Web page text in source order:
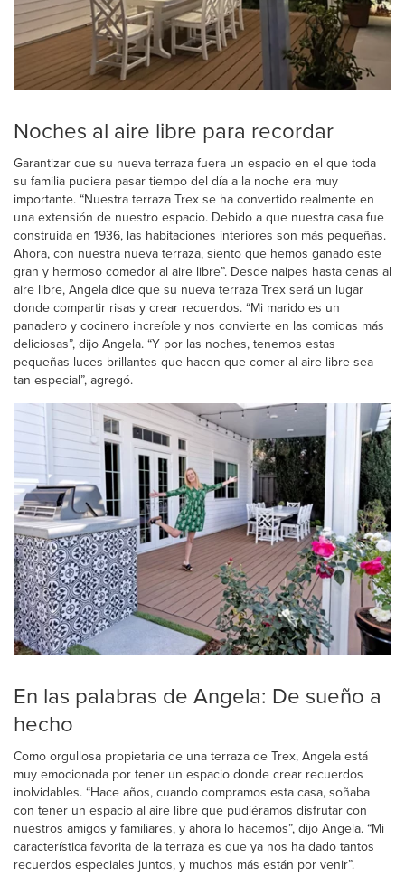
Noches al aire libre para recordar
Garantizar que su nueva terraza fuera un espacio en el que toda
su familia pudiera pasar tiempo del día a la noche era muy
importante. “Nuestra terraza Trex se ha convertido realmente en
una extensión de nuestro espacio. Debido a que nuestra casa fue
construida en 1936, las habitaciones interiores son más pequeñas.
Ahora, con nuestra nueva terraza, siento que hemos ganado este
gran y hermoso comedor al aire libre”. Desde naipes hasta cenas al
aire libre, Angela dice que su nueva terraza Trex será un lugar
donde compartir risas y crear recuerdos. “Mi marido es un
panadero y cocinero increíble y nos convierte en las comidas más
deliciosas”, dijo Angela. “Y por las noches, tenemos estas
pequeñas luces brillantes que hacen que comer al aire libre sea
tan especial”, agregó.
En las palabras de Angela: De sueño a
hecho
Como orgullosa propietaria de una terraza de Trex, Angela está
muy emocionada por tener un espacio donde crear recuerdos
inolvidables. “Hace años, cuando compramos esta casa, soñaba
con tener un espacio al aire libre que pudiéramos disfrutar con
nuestros amigos y familiares, y ahora lo hacemos”, dijo Angela. “Mi
característica favorita de la terraza es que ya nos ha dado tantos
recuerdos especiales juntos, y muchos más están por venir”.